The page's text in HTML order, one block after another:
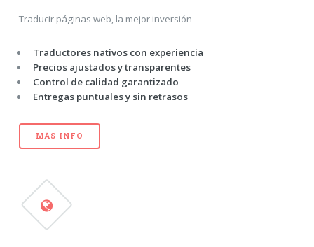
Traducir páginas web, la mejor inversión
Traductores nativos con experiencia
Precios ajustados y transparentes
Control de calidad garantizado
Entregas puntuales y sin retrasos
MÁS INFO